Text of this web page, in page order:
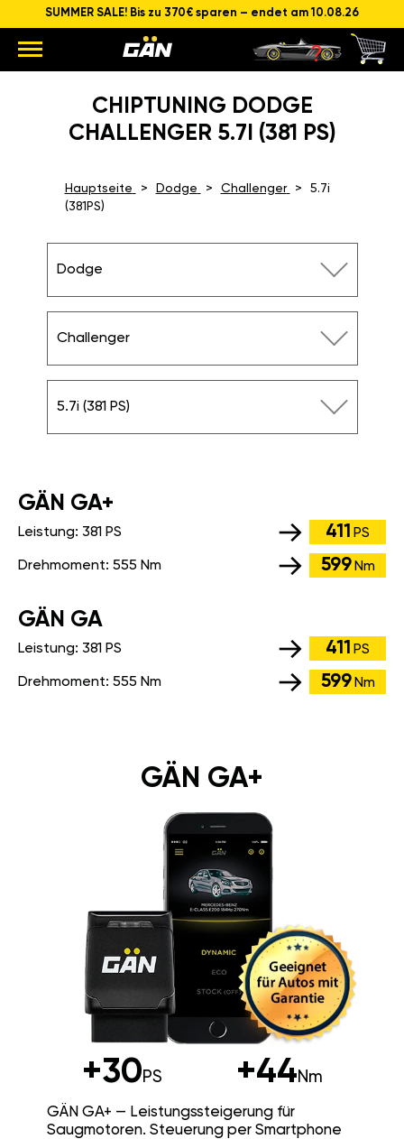
SUMMER SALE! Bis zu 370€ sparen – endet am 10.08.26
CHIPTUNING DODGE
CHALLENGER 5.7I (381 PS)
Hauptseite Dodge Challenger
5.7i
(381PS)
Dodge
Challenger
5.7i (381 PS)
GÄN GA+
Leistung: 381 PS 411 PS
Drehmoment: 555 Nm 599 Nm
GÄN GA
Leistung: 381 PS 411 PS
Drehmoment: 555 Nm 599 Nm
GÄN GA+
+30PS +44Nm
GÄN GA+ — Leistungssteigerung für
Saugmotoren. Steuerung per Smartphone